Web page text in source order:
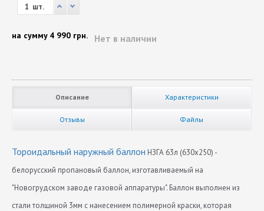
шт.
Нет в наличии
на сумму 4 990 грн.
Описание Характеристики
Отзывы Файлы
Тороидальный наружный баллон НЗГА 63л (630х250) -
белорусский пропановый баллон, изготавливаемый на
"Новогрудском заводе газовой аппаратуры". Баллон выполнен из
стали толщиной 3мм с нанесением полимерной краски, которая